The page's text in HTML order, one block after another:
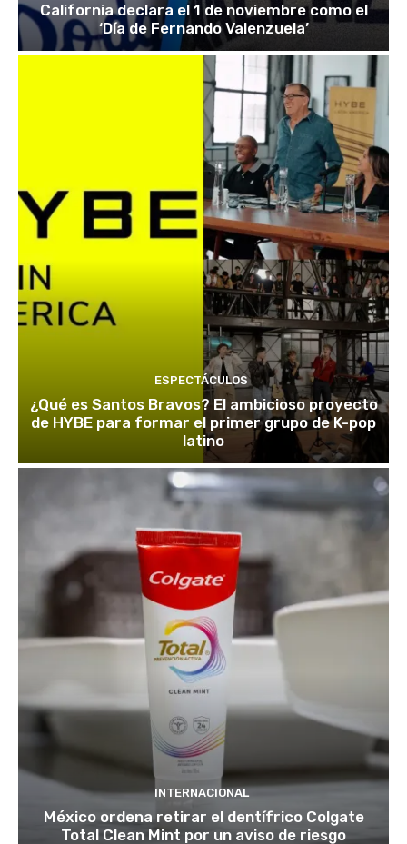
California declara el 1 de noviembre como el
‘Día de Fernando Valenzuela’
ESPECTÁCULOS
¿Qué es Santos Bravos? El ambicioso proyecto
de HYBE para formar el primer grupo de K-pop
latino
INTERNACIONAL
México ordena retirar el dentífrico Colgate
Total Clean Mint por un aviso de riesgo